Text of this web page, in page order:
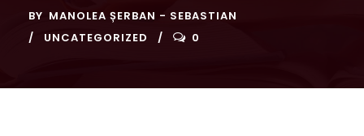
BY MANOLEA ȘERBAN - SEBASTIAN
UNCATEGORIZED
0